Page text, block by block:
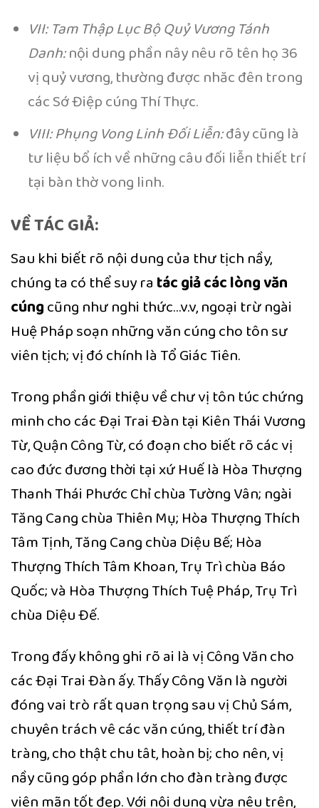
VII: Tam Thập Lục Bộ Quỷ Vương Tánh
Danh:nội dung phần nây nêu rõ tên họ 36
vị quỷ vương, thường được nhăc đên trong
các Sớ Điệp cúng Thí Thực.
VIII: Phụng Vong Linh Đối Liễn:đây cũng là
tư liệu bổ ích về những câu đối liễn thiết trí
tại bàn thờ vong linh.
VỀ TÁC GIẢ:
Sau khi biết rõ nội dung của thư tịch nầy,
chúng ta có thể suy ra tác giả các lòng văn
cúngcũng như nghi thức…v.v, ngoại trừ ngài
Huệ Pháp soạn những văn cúng cho tôn sư
viên tịch; vị đó chính là Tổ Giác Tiên.
Trong phần giới thiệu về chư vị tôn túc chứng
minh cho các Đại Trai Đàn tại Kiên Thái Vương
Từ, Quận Công Từ, có đoạn cho biết rõ các vị
cao đức đương thời tại xứ Huế là Hòa Thượng
Thanh Thái Phước Chỉ chùa Tường Vân; ngài
Tăng Cang chùa Thiên Mụ; Hòa Thượng Thích
Tâm Tịnh, Tăng Cang chùa Diệu Bế; Hòa
Thượng Thích Tâm Khoan, Trụ Trì chùa Báo
Quốc; và Hòa Thượng Thích Tuệ Pháp, Trụ Trì
chùa Diệu Đế.
Trong đấy không ghi rõ ai là vị Công Văn cho
các Đại Trai Đàn ấy. Thấy Công Văn là người
đóng vai trò rất quan trọng sau vị Chủ Sám,
chuyên trách vê các văn cúng, thiết trí đàn
tràng, cho thật chu tât, hoàn bị; cho nên, vị
nầy cũng góp phần lớn cho đàn tràng được
viên mãn tốt đẹp. Với nội dung vừa nêu trên,